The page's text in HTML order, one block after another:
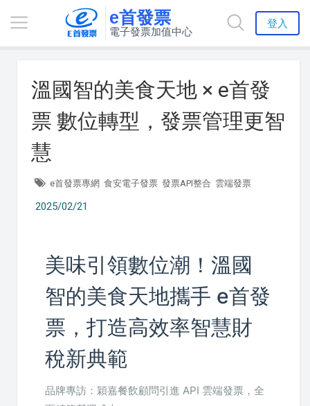
e首發票
電子發票加值中心
登入
溫國智的美食天地 × e首發
票 數位轉型，發票管理更智
慧
e首發票專網 食安電子發票 發票API整合 雲端發票
2025/02/21
美味引領數位潮！溫國
智的美食天地攜手 e首發
票，打造高效率智慧財
稅新典範
品牌專訪：穎嘉餐飲顧問引進 API 雲端發票，全